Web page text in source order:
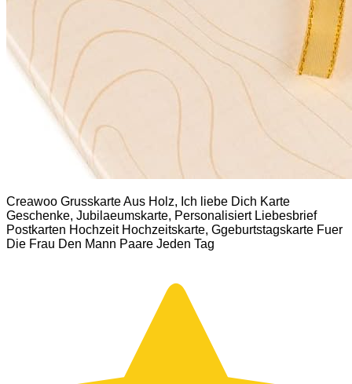
Creawoo Grusskarte Aus Holz, Ich liebe Dich Karte
Geschenke, Jubilaeumskarte, Personalisiert Liebesbrief
Postkarten Hochzeit Hochzeitskarte, Ggeburtstagskarte Fuer
Die Frau Den Mann Paare Jeden Tag